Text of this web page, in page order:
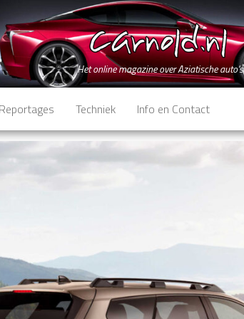
Het online magazine over Aziatische auto's
Reportages Techniek Info en Contact